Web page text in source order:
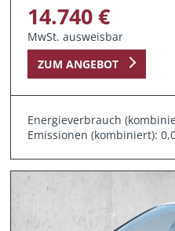
14.740 €
MwSt. ausweisbar
ZUM ANGEBOT
Energieverbrauch
Emissionen (kombiniert):